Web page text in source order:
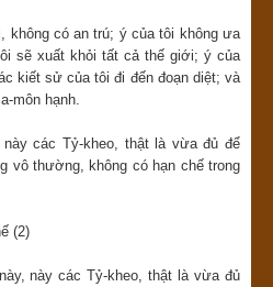
không có an trú; ý của tôi không ưa
sẽ xuất khỏi tất cả thế giới; ý của
kiết sử của tôi đi đến đoạn diệt; và
môn hạnh.
các Tỷ-kheo, thật là vừa đủ để
vô thường, không có hạn chế trong
(2)
này các Tỷ-kheo, thật là vừa đủ